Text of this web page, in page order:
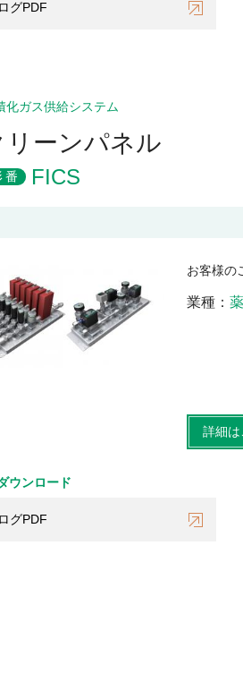
グPDF
化ガス供給システム
リーンパネル
番 FICS
お客様の
業種
詳細は
ウンロード
グPDF